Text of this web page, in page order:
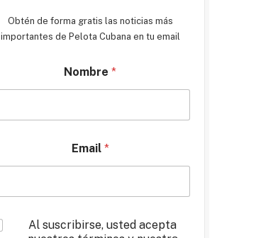
Obtén de forma gratis las noticias más
importantes de Pelota Cubana en tu email
Nombre *
Email *
Al suscribirse, usted acepta